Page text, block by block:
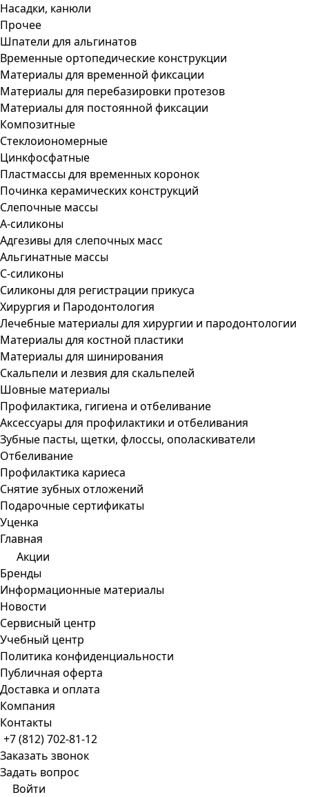
Насадки, канюли
Прочее
Шпатели для альгинатов
Временные ортопедические конструкции
Материалы для временной фиксации
Материалы для перебазировки протезов
Материалы для постоянной фиксации
Композитные
Стеклоиономерные
Цинкфосфатные
Пластмассы для временных коронок
Починка керамических конструкций
Слепочные массы
А-силиконы
Адгезивы для слепочных масс
Альгинатные массы
С-силиконы
Силиконы для регистрации прикуса
Хирургия и Пародонтология
Лечебные материалы для хирургии и пародонтологии
Материалы для костной пластики
Материалы для шинирования
Скальпели и лезвия для скальпелей
Шовные материалы
Профилактика, гигиена и отбеливание
Аксессуары для профилактики и отбеливания
Зубные пасты, щетки, флоссы, ополаскиватели
Отбеливание
Профилактика кариеса
Снятие зубных отложений
Подарочные сертификаты
Уценка
Главная
Акции
Бренды
Информационные материалы
Новости
Сервисный центр
Учебный центр
Политика конфиденциальности
Публичная оферта
Доставка и оплата
Компания
Контакты
+7 (812) 702-81-12
Заказать звонок
Задать вопрос
Войти